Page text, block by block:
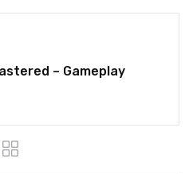
– Gameplay